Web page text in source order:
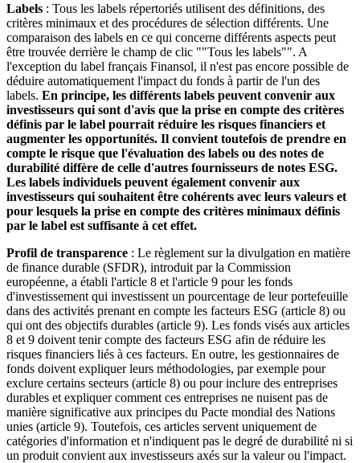
Labels : Tous les labels répertoriés utilisent des définitions, des
critères minimaux et des procédures de sélection différents. Une
comparaison des labels en ce qui concerne différents aspects peut
être trouvée derrière le champ de clic ""Tous les labels"". A
l'exception du label français Finansol, il n'est pas encore possible de
déduire automatiquement l'impact du fonds à partir de l'un des
labels. En principe, les différents labels peuvent convenir aux
investisseurs qui sont d'avis que la prise en compte des critères
définis par le label pourrait réduire les risques financiers et
augmenter les opportunités. Il convient toutefois de prendre en
compte le risque que l'évaluation des labels ou des notes de
durabilité diffère de celle d'autres fournisseurs de notes ESG.
Les labels individuels peuvent également convenir aux
investisseurs qui souhaitent être cohérents avec leurs valeurs et
pour lesquels la prise en compte des critères minimaux définis
par le label est suffisante à cet effet.
Profil de transparence : Le règlement sur la divulgation en matière
de finance durable (SFDR), introduit par la Commission
européenne, a établi l'article 8 et l'article 9 pour les fonds
d'investissement qui investissent un pourcentage de leur portefeuille
dans des activités prenant en compte les facteurs ESG (article 8) ou
qui ont des objectifs durables (article 9). Les fonds visés aux articles
8 et 9 doivent tenir compte des facteurs ESG afin de réduire les
risques financiers liés à ces facteurs. En outre, les gestionnaires de
fonds doivent expliquer leurs méthodologies, par exemple pour
exclure certains secteurs (article 8) ou pour inclure des entreprises
durables et expliquer comment ces entreprises ne nuisent pas de
manière significative aux principes du Pacte mondial des Nations
unies (article 9). Toutefois, ces articles servent uniquement de
catégories d'information et n'indiquent pas le degré de durabilité ni si
un produit convient aux investisseurs axés sur la valeur ou l'impact.